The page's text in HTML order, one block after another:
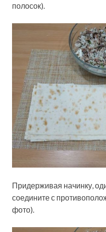
полосок).
Придерживая начинку,
соедините с
фото).